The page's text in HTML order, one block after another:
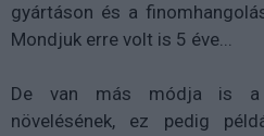
gyártáson és a
Mondjuk erre volt is 5 éve...
De van más módja is a
növelésének, ez pedig